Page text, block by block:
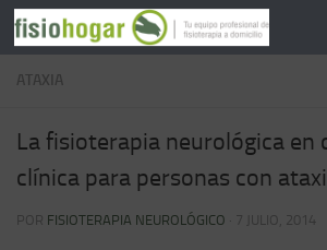
Saltar al contenido
ATAXIA
La fisioterapia neurológica en
clínica para personas con
POR FISIOTERAPIA NEUROLÓGICO · 7 JULIO, 2014